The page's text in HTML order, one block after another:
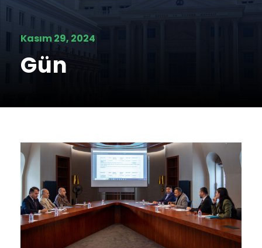
Kasım 29, 2024
Gün